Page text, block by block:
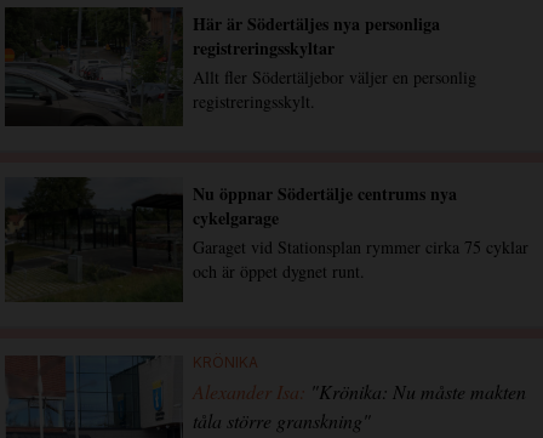
Här är Södertäljes nya personliga
registreringsskyltar
Allt fler Södertäljebor väljer en personlig
registreringsskylt.
Nu öppnar Södertälje centrums nya
cykelgarage
Garaget vid Stationsplan rymmer cirka 75 cyklar
och är öppet dygnet runt.
KRÖNIKA
Alexander Isa: "Krönika: Nu måste makten
tåla större granskning"